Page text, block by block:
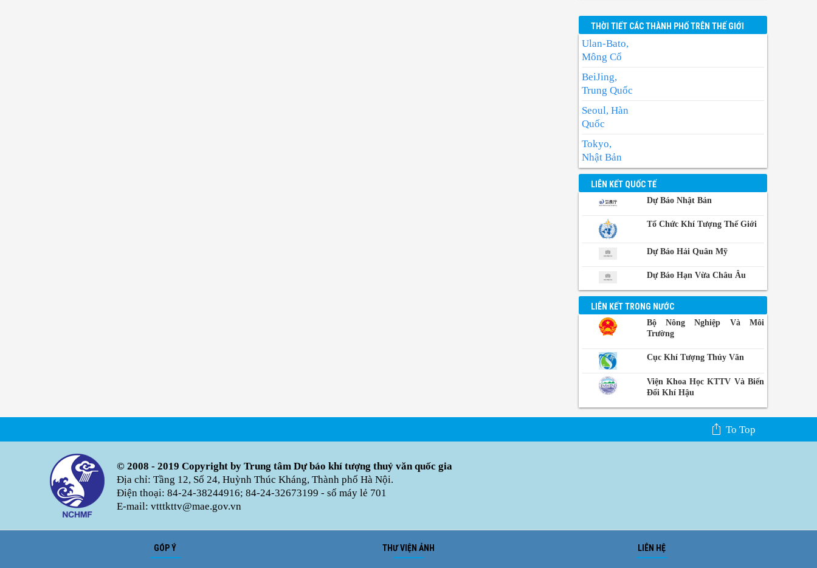
THỜI TIẾT CÁC THÀNH PHỐ TRÊN THẾ GIỚI
Ulan-Bato,
Mông Cổ
BeiJing,
Trung Quốc
Seoul, Hàn
Quốc
Tokyo,
Nhật Bản
BangKok,
Thái Lan
Philippin
Penh,
Campuchia
LIÊN KẾT QUỐC TẾ
Dự Báo Nhật Bản
Tổ Chức Khí Tượng Thế Giới
Dự Báo Hải Quân Mỹ
Dự Báo Hạn Vừa Châu Âu
LIÊN KẾT TRONG NƯỚC
Bộ Nông Nghiệp Và Môi
Trường
Cục Khí Tượng Thủy Văn
Viện Khoa Học KTTV Và Biến
Đổi Khí Hậu
To Top
© 2008 - 2019 Copyright by Trung tâm Dự báo khí tượng thuỷ văn quốc gia
Địa chỉ: Tầng 12, Số 24, Huỳnh Thúc Kháng, Thành phố Hà Nội.
Điện thoại: 84-24-38244916; 84-24-32673199 - số máy lẻ 701
E-mail: vtttkttv@mae.gov.vn
GÓP Ý THƯ VIỆN ẢNH LIÊN HỆ